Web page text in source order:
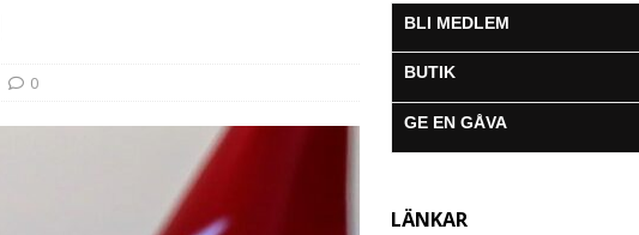
0
BLI MEDLEM
BUTIK
GE EN GÅVA
LÄNKAR